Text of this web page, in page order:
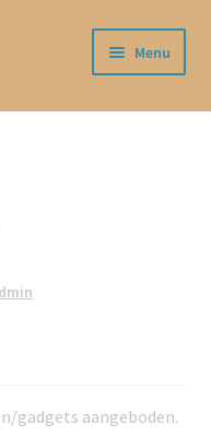
Menu
gadgets aangeboden.